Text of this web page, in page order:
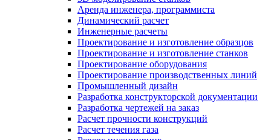
Аренда инженера, программиста
Динамический расчет
Инженерные расчеты
Проектирование и изготовление образцов
Проектирование и изготовление станков
Проектирование оборудования
Проектирование производственных линий
Промышленный дизайн
Разработка конструкторской документации
Разработка чертежей на заказ
Расчет прочности конструкций
Расчет течения газа